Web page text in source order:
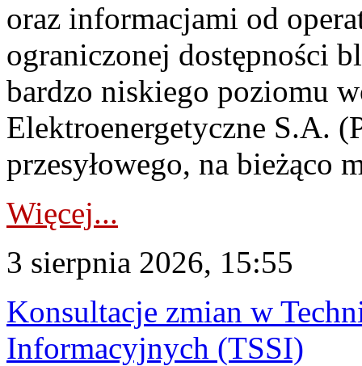
oraz informacjami od
ograniczonej dostępności
bardzo niskiego poziomu
Elektroenergetyczne S.A.
przesyłowego, na bieżąco
Więcej...
3 sierpnia 2026, 15:55
Konsultacje zmian w
Informacyjnych (TSSI)